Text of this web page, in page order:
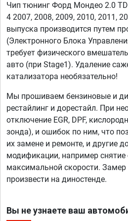
Чип тюнинг Форд Мондео 2.0
4 2007, 2008, 2009, 2010, 2011,
выпуска производится путем
(Электронного Блока
требует физического
авто (при Stage1). Удаление
катализатора необязательно!
Мы прошиваем бензиновые и
рестайлинг и дорестайл. При
отключение EGR, DPF,
зонда), и ошибок по ним, что
их замене и ремонте, и другие
модификации, например снятие
максимальной скорости.
произвести на диностенде.
Вы не узнаете ваш